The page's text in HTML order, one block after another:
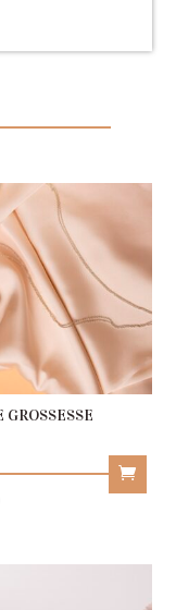
GROSSESSE